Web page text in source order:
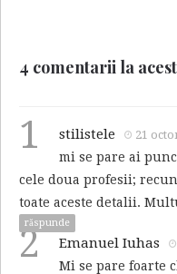
4 comentarii la
1 stilistele 21
mi se pare ai
cele doua profesii;
toate aceste detalii.
răspunde
2 Emanuel Iuhas
Mi se pare foarte